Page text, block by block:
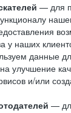
— для
у наших
данные
улучшение
и/или
—